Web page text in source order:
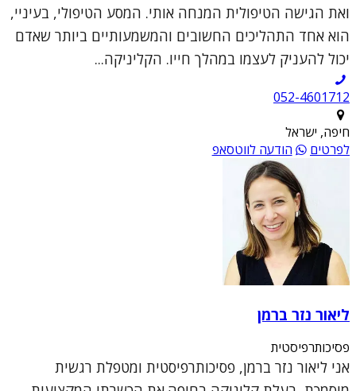
ואת הגישה הטיפולית המנחה אותי. המסע הטיפולי, בעיניי,
הוא אחד התהליכים החשובים והמשמעותיים ביותר שאדם
יכול להעניק לעצמו במהלך חייו. הקליניקה...
052-4601712
חיפה, ישראל
לפרטים
הודעה לווטסאפ
ליאור נזר ברמן
פסיכותרפיסטית
אני ליאור נזר ברמן, פסיכותרפיסטית ומטפלת רגשית